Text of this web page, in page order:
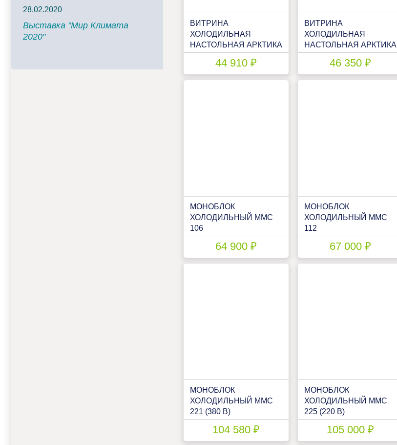
28.02.2020
Выставка "Мир Климата
2020"
ВИТРИНА
ХОЛОДИЛЬНАЯ
НАСТОЛЬНАЯ АРКТИКА
ПНК 100
44 910 ₽
ВИТРИНА
ХОЛОДИЛЬНАЯ
НАСТОЛЬНАЯ АРКТИКА
ПНК 100 У
46 350 ₽
МОНОБЛОК
ХОЛОДИЛЬНЫЙ ММС
106
64 900 ₽
МОНОБЛОК
ХОЛОДИЛЬНЫЙ ММС
112
67 000 ₽
МОНОБЛОК
ХОЛОДИЛЬНЫЙ ММС
221 (380 В)
104 580 ₽
МОНОБЛОК
ХОЛОДИЛЬНЫЙ ММС
225 (220 В)
105 000 ₽